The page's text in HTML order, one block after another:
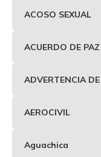
ACOSO SEXUAL
ACUERDO DE PAZ
ADVERTENCIA
AEROCIVIL
Aguachica